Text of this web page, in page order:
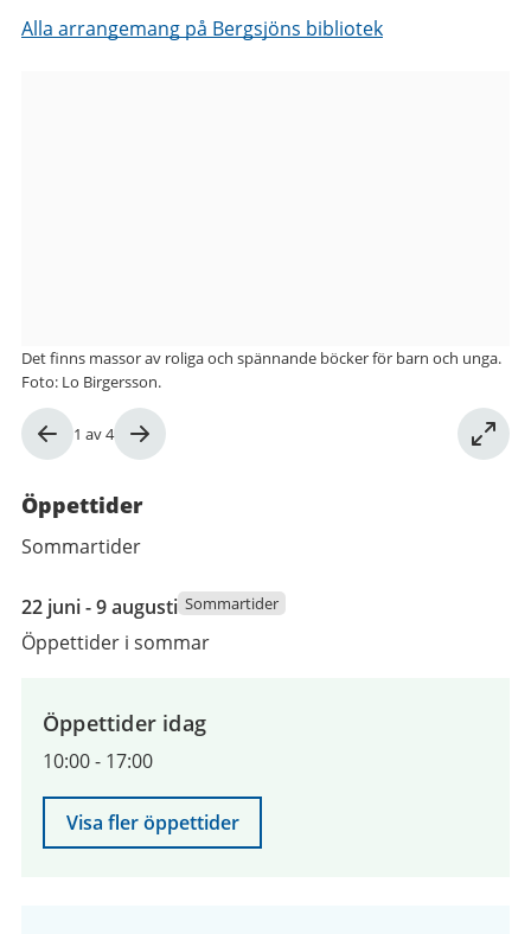
Alla arrangemang på Bergsjöns bibliotek
Bild
4
1 av4
Det finns massor av roliga och spännande böcker för barn och unga.
Foto: Lo Birgersson.
Öppettider
Sommartider
22
juni
2026
augusti
2026
22 juni - 9 augusti Sommartider
Öppettider i sommar
Öppettider idag
10:00- 17:00
Visa fler öppettider